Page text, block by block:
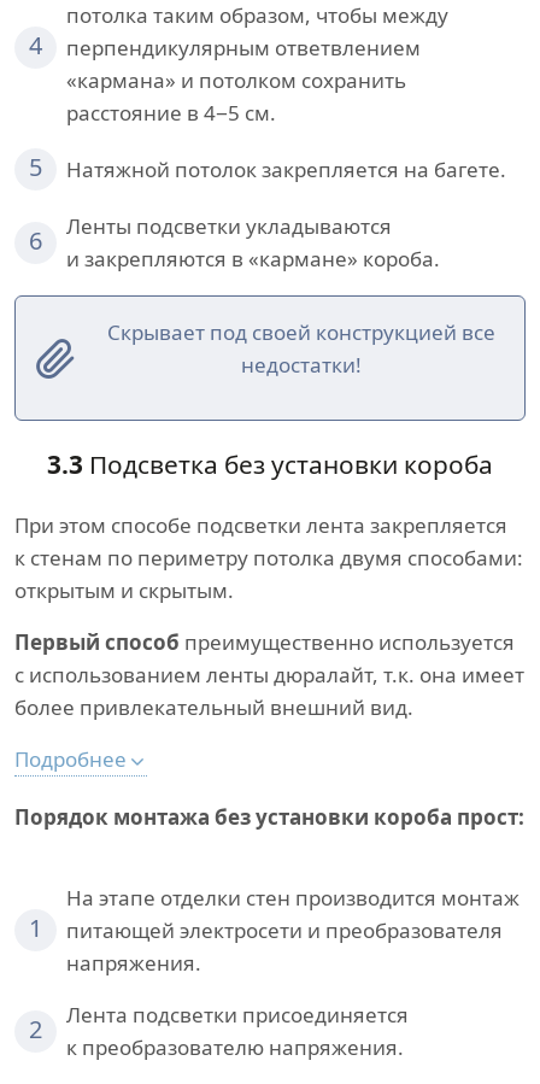
4
потолка таким образом, чтобы между
перпендикулярным ответвлением
«кармана» и потолком сохранить
расстояние в 4−5 см.
5 Натяжной потолок закрепляется на багете.
6
Ленты подсветки укладываются
и закрепляются в «кармане» короба.
Скрывает под своей конструкцией все
недостатки!
3.3 Подсветка без установки короба
При этом способе подсветки лента закрепляется
к стенам по периметру потолка двумя способами:
открытым и скрытым.
Первый способ преимущественно используется
с использованием ленты дюралайт, т.к. она имеет
более привлекательный внешний вид.
Подробнее
Порядок монтажа без установки короба прост:
1
На этапе отделки стен производится монтаж
питающей электросети и преобразователя
напряжения.
2
Лента подсветки присоединяется
к преобразователю напряжения.